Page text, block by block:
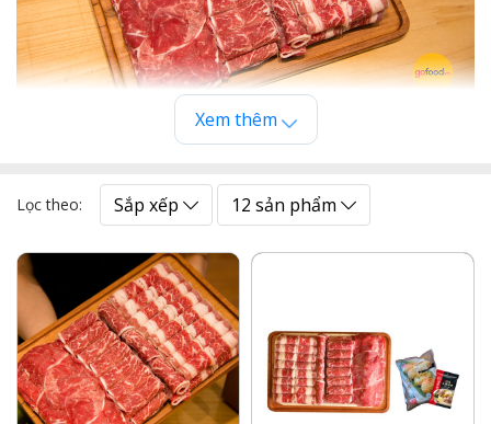
Set Box lẩu bò Black Angus dành cho 4-5 người ăn
Trình bày đẹp mắt;
Mix nhiều phần thịt ngon nhất cho món lẩu;
người ăn.
Hãy gọi ngay hệ thống cửa hàng thực phẩm cao cấp
Gofood để đặt hàng và được tư vấn nhanh nhất!
Gofood ship hàng tận nơi tại Hà Nội, Hồ Chí Minh và
các tỉnh lân cận.
Xem thêm
Lọc theo: Sắp xếp 12 sản phẩm